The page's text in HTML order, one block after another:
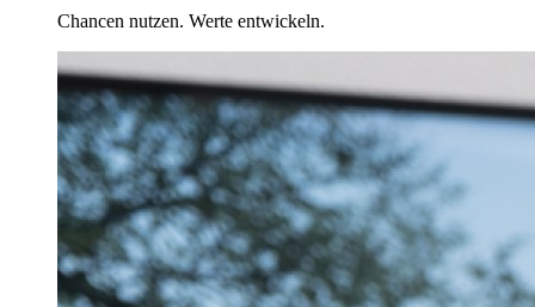
Chancen nutzen. Werte entwickeln.